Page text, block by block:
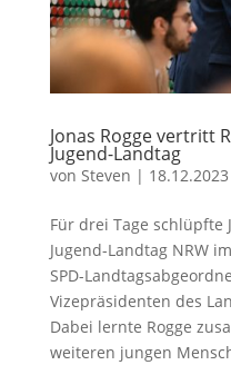
Jonas Rogge vertritt
Jugend-Landtag
von Steven | 18.12.2023
Für drei Tage schlüpfte
Jugend-Landtag NRW
SPD-
Vizepräsidenten des
Dabei lernte Rogge
weiteren jungen